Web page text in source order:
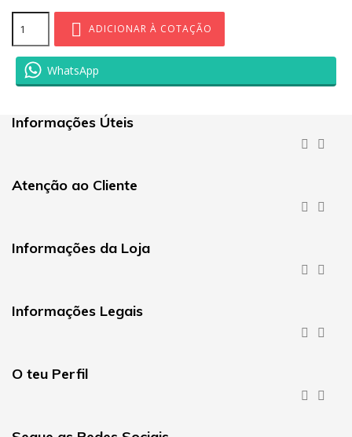
ADICIONAR À COTAÇÃO
WhatsApp
Informações Úteis
 
Atenção ao Cliente
 
Informações da Loja
 
Informações Legais
 
O teu Perfil
 